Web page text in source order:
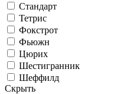
Стандарт
Тетрис
Фокстрот
Фьюжн
Цюрих
Шестигранник
Шеффилд
Скрыть